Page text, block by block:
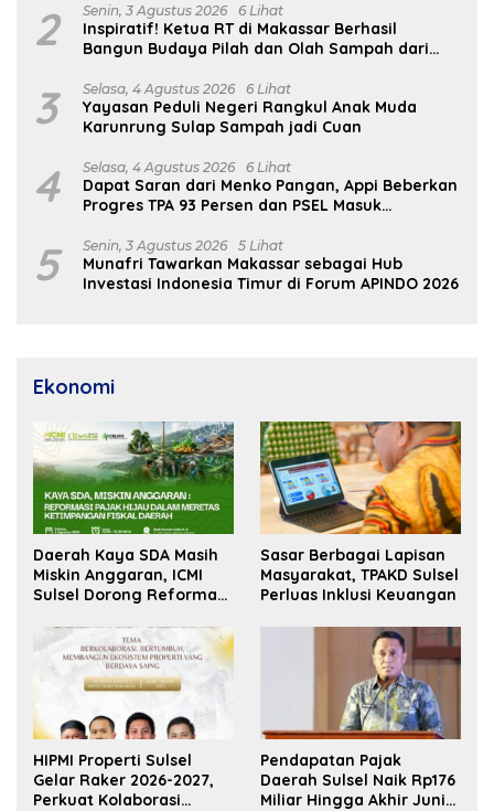
2 Senin, 3 Agustus 2026 6 Lihat
Inspiratif! Ketua RT di Makassar Berhasil
Bangun Budaya Pilah dan Olah Sampah dari
3 Selasa, 4 Agustus 2026 6 Lihat
Yayasan Peduli Negeri Rangkul Anak Muda
Karunrung Sulap Sampah jadi Cuan
4 Selasa, 4 Agustus 2026 6 Lihat
Dapat Saran dari Menko Pangan, Appi Beberkan
Progres TPA 93 Persen dan PSEL Masuk
5 Senin, 3 Agustus 2026 5 Lihat
Munafri Tawarkan Makassar sebagai Hub
Investasi Indonesia Timur di Forum APINDO 2026
Ekonomi
Daerah Kaya SDA Masih
Miskin Anggaran, ICMI
Sulsel Dorong Reformasi
Sasar Berbagai Lapisan
Masyarakat, TPAKD Sulsel
Perluas Inklusi Keuangan
HIPMI Properti Sulsel
Gelar Raker 2026-2027,
Perkuat Kolaborasi
Pendapatan Pajak
Daerah Sulsel Naik Rp176
Miliar Hingga Akhir Juni